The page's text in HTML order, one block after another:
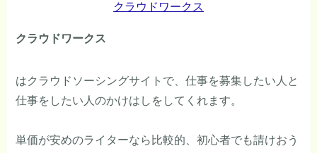
クラウドワークス
クラウドワークス
はクラウドソーシングサイトで、仕事を募集したい人と
仕事をしたい人のかけはしをしてくれます。
単価が安めのライターなら比較的、初心者でも請けおう